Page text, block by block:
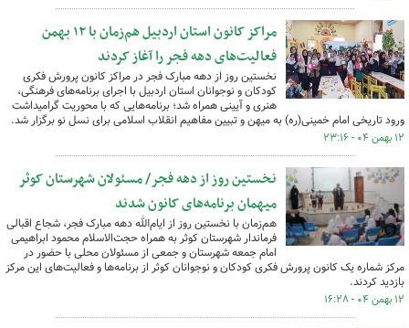
مراکز کانون استان اردبیل هم‌زمان با ۱۲ بهمن
فعالیت‌های دهه فجر را آغاز کردند
نخستین روز از دهه مبارک فجر در مراکز کانون پرورش فکری
کودکان و نوجوانان استان اردبیل با اجرای برنامه‌های فرهنگی،
هنری و آیینی همراه شد؛ برنامه‌هایی که با محوریت گرامیداشت
ورود تاریخی امام خمینی(ره) به میهن و تبیین مفاهیم انقلاب اسلامی برای نسل نو برگزار شد.
۱۲ بهمن ۰۴ - ۲۳:۱۶
نخستین روز از دهه فجر/ مسئولان شهرستان کوثر
میهمان برنامه‌های کانون شدند
هم‌زمان با نخستین روز از ایام‌الله دهه مبارک فجر، شجاع اقبالی
فرماندار شهرستان کوثر به همراه حجت‌الاسلام محمود ابراهیمی
امام جمعه شهرستان و جمعی از مسئولان محلی با حضور در
مرکز شماره یک کانون پرورش فکری کودکان و نوجوانان کوثر از برنامه‌ها و فعالیت‌های این مرکز
بازدید کردند.
۱۲ بهمن ۰۴ - ۱۶:۲۸